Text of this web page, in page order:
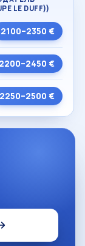
LE DUFF))
2100–2350 €
2200–2450 €
2250–2500 €